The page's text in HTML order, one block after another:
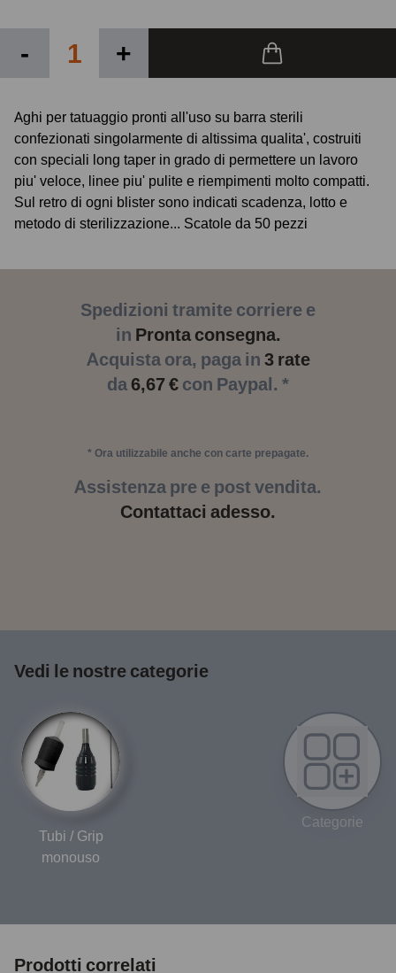
- +
Aghi per tatuaggio pronti all'uso su barra sterili
confezionati singolarmente di altissima qualita', costruiti
con speciali long taper in grado di permettere un lavoro
piu' veloce, linee piu' pulite e riempimenti molto compatti.
Sul retro di ogni blister sono indicati scadenza, lotto e
metodo di sterilizzazione... Scatole da 50 pezzi
Spedizioni tramite corriere e
in Pronta consegna.
Acquista ora, paga in 3 rate
da6,67 € con Paypal. *
* Ora utilizzabile anche con carte prepagate.
Assistenza pre e post vendita.
Contattaci adesso.
Vedi le nostre categorie
Tubi / Grip
monouso
Categorie
Prodotti correlati